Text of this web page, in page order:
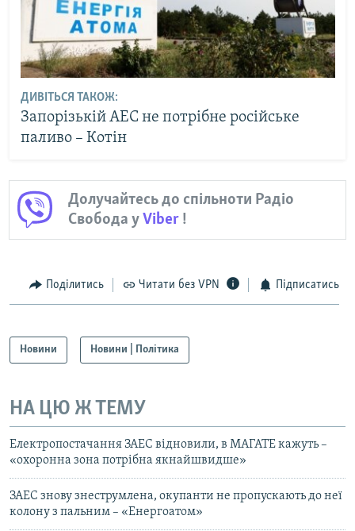
ДИВІТЬСЯ ТАКОЖ:
Запорізькій АЕС не потрібне російське
паливо – Котін
Долучайтесь до спільноти Радіо
Свобода уViber !
Поділитись Читати без VPN Підписатись
Новини Новини | Політика
НА ЦЮ Ж ТЕМУ
Електропостачання ЗАЕС відновили, в МАГАТЕ кажуть –
«охоронна зона потрібна якнайшвидше»
ЗАЕС знову знеструмлена, окупанти не пропускають до неї
колону з пальним – «Енергоатом»